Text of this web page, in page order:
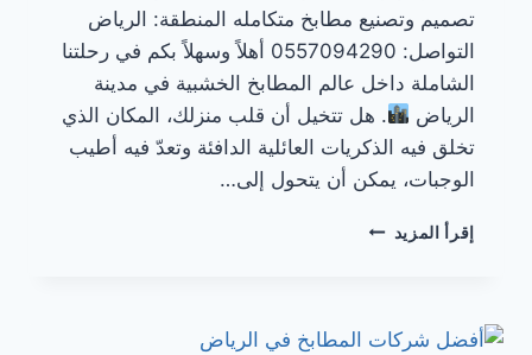
تصميم وتصنيع مطابخ متكامله المنطقة: الرياض
التواصل: 0557094290 أهلاً وسهلاً بكم في رحلتنا
الشاملة داخل عالم المطابخ الخشبية في مدينة
الرياض
. هل تتخيل أن قلب منزلك، المكان الذي
تخلق فيه الذكريات العائلية الدافئة وتعدّ فيه أطيب
الوجبات، يمكن أن يتحول إلى…
إقرأ المزيد مطابخ